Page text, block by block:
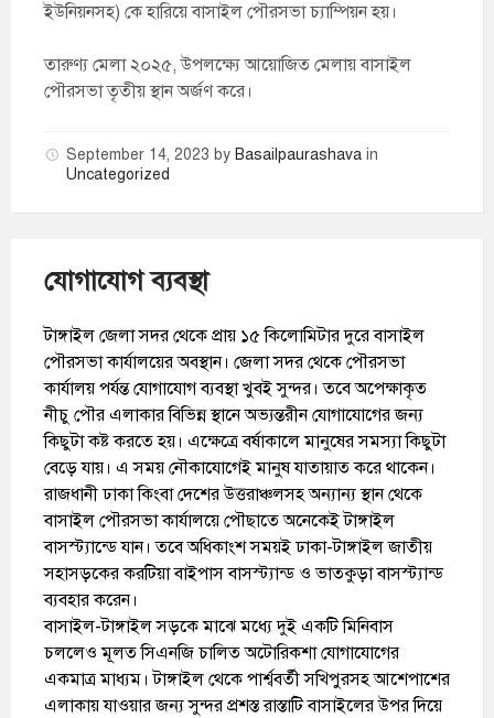
ইউনিয়নসহ) কে হারিয়ে বাসাইল পৌরসভা চ্যাম্পিয়ন হয়।
তারুণ্য মেলা ২০২৫, উপলক্ষ্যে আয়োজিত মেলায় বাসাইল
পৌরসভা তৃতীয় স্থান অর্জণ করে।
September 14, 2023 by Basailpaurashava in
Uncategorized
যোগাযোগ ব্যবস্থা
টাঙ্গাইল জেলা সদর থেকে প্রায় ১৫ কিলোমিটার দুরে বাসাইল
পৌরসভা কার্যালয়ের অবস্থান। জেলা সদর থেকে পৌরসভা
কার্যালয় পর্যন্ত যোগাযোগ ব্যবস্থা খুবই সুন্দর। তবে অপেক্ষাকৃত
নীচু পৌর এলাকার বিভিন্ন স্থানে অভ্যন্তরীন যোগাযোগের জন্য
কিছুটা কষ্ট করতে হয়। এক্ষেত্রে বর্ষাকালে মানুষের সমস্যা কিছুটা
বেড়ে যায়। এ সময় নৌকাযোগেই মানুষ যাতায়াত করে থাকেন।
রাজধানী ঢাকা কিংবা দেশের উত্তরাঞ্চলসহ অন্যান্য স্থান থেকে
বাসাইল পৌরসভা কার্যালয়ে পৌছাতে অনেকেই টাঙ্গাইল
বাসস্ট্যান্ডে যান। তবে অধিকাংশ সময়ই ঢাকা-টাঙ্গাইল জাতীয়
সহাসড়কের করটিয়া বাইপাস বাসস্ট্যান্ড ও ভাতকুড়া বাসস্ট্যান্ড
ব্যবহার করেন।
বাসাইল-টাঙ্গাইল সড়কে মাঝে মধ্যে দুই একটি মিনিবাস
চললেও মূলত সিএনজি চালিত অটোরিকশা যোগাযোগের
একমাত্র মাধ্যম। টাঙ্গাইল থেকে পার্শ্ববর্তী সখিপুরসহ আশেপাশের
এলাকায় যাওয়ার জন্য সুন্দর প্রশস্ত রাস্তাটি বাসাইলের উপর দিয়ে